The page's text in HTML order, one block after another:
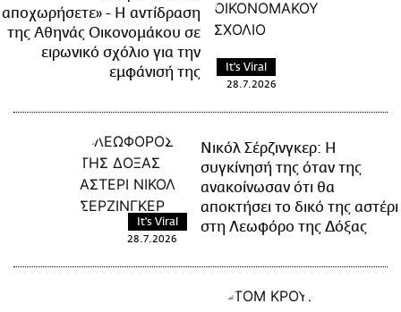
αποχωρήσετε» - Η αντίδραση
της Αθηνάς Οικονομάκου σε
ειρωνικό σχόλιο για την
εμφάνισή της
It's Viral
28.7.2026
Νικόλ Σέρζινγκερ: Η
συγκίνησή της όταν της
ανακοίνωσαν ότι θα
αποκτήσει το δικό της αστέρι
στη Λεωφόρο της Δόξας
It's Viral
28.7.2026